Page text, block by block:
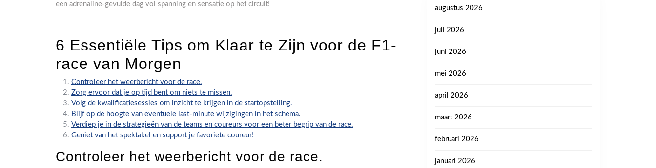
een adrenaline-gevulde dag vol spanning en sensatie op het circuit!
6 Essentiële Tips om Klaar te Zijn voor de F1-
race van Morgen
Controleer het weerbericht voor de race.
Zorg ervoor dat je op tijd bent om niets te missen.
Volg de kwalificatiesessies om inzicht te krijgen in de startopstelling.
Blijf op de hoogte van eventuele last-minute wijzigingen in het schema.
Verdiep je in de strategieën van de teams en coureurs voor een beter begrip van de race.
Geniet van het spektakel en support je favoriete coureur!
Controleer het weerbericht voor de race.
augustus 2026
juli 2026
juni 2026
mei 2026
april 2026
maart 2026
februari 2026
januari 2026